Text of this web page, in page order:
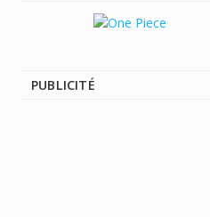
PUBLICITÉ